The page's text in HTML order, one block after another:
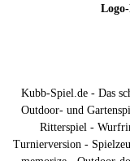
Kubb-Spiel.de - Das
Outdoor- und
Ritterspiel -
Turnierversion -